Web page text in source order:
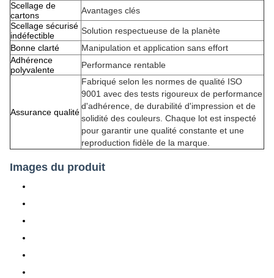
Scellage de
cartons
Avantages clés
Scellage sécurisé
indéfectible
Solution respectueuse de la planète
Bonne clarté
Manipulation et application sans effort
Adhérence
polyvalente
Performance rentable
Assurance qualité
Fabriqué selon les normes de qualité ISO
9001 avec des tests rigoureux de performance
d'adhérence, de durabilité d'impression et de
solidité des couleurs. Chaque lot est inspecté
pour garantir une qualité constante et une
reproduction fidèle de la marque.
Images du produit